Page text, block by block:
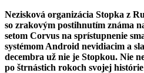
Nezisková organizácia Stopka z
so zrakovým postihnutím známa
setom Corvus na sprístupnenie
systémom Android nevidiacim a
decembra už nie je Stopkou. Nie
po štrnástich rokoch svojej